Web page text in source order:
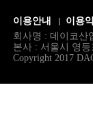
이용안내 이용
회사명 : 데이코산
본사 : 서울시 영등
Copyright 2017